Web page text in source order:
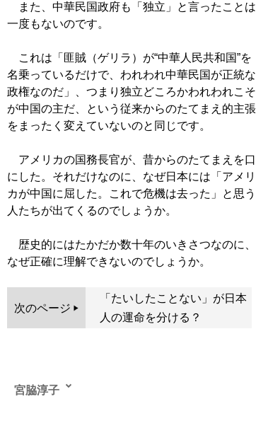
また、中華民国政府も「独立」と言ったことは
一度もないのです。
これは「匪賊（ゲリラ）が“中華人民共和国”を
名乗っているだけで、われわれ中華民国が正統な
政権なのだ」、つまり独立どころかわれわれこそ
が中国の主だ、という従来からのたてまえ的主張
をまったく変えていないのと同じです。
アメリカの国務長官が、昔からのたてまえを口
にした。それだけなのに、なぜ日本には「アメリ
カが中国に屈した。これで危機は去った」と思う
人たちが出てくるのでしょうか。
歴史的にはたかだか数十年のいきさつなのに、
なぜ正確に理解できないのでしょうか。
次のページ
「たいしたことない」が日本
人の運命を分ける？
宮脇淳子